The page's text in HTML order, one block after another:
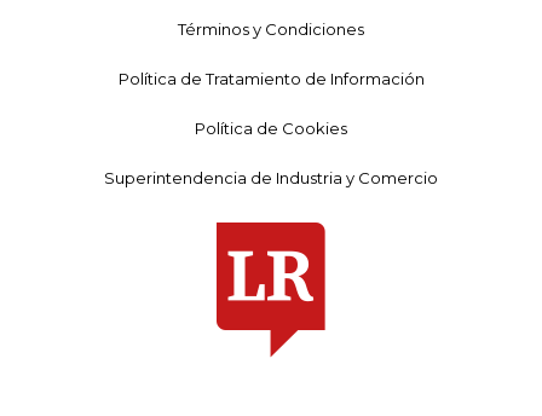
Términos y Condiciones
Política de Tratamiento de Información
Política de Cookies
Superintendencia de Industria y Comercio